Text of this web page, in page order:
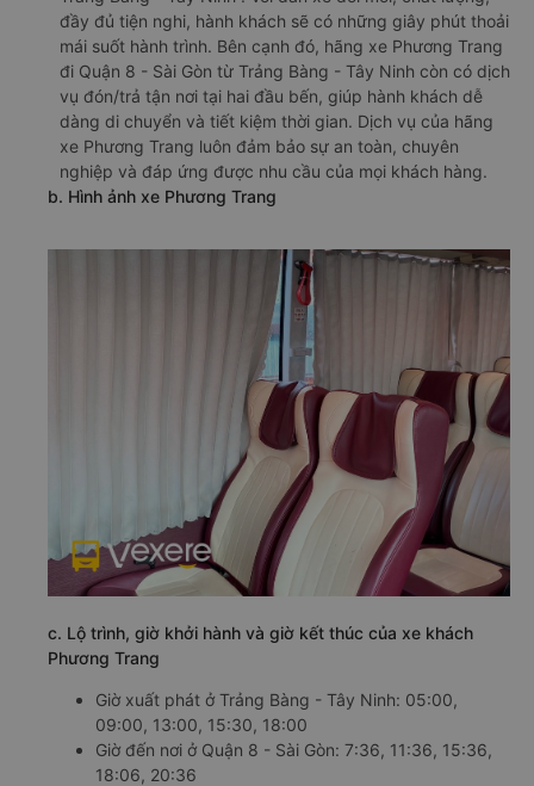
đầy đủ tiện nghi, hành khách sẽ có những giây phút thoải
mái suốt hành trình. Bên cạnh đó, hãng xe Phương Trang
đi Quận 8 - Sài Gòn từ Trảng Bàng - Tây Ninh còn có dịch
vụ đón/trả tận nơi tại hai đầu bến, giúp hành khách dễ
dàng di chuyển và tiết kiệm thời gian. Dịch vụ của hãng
xe Phương Trang luôn đảm bảo sự an toàn, chuyên
nghiệp và đáp ứng được nhu cầu của mọi khách hàng.
b. Hình ảnh xe Phương Trang
c. Lộ trình, giờ khởi hành và giờ kết thúc của xe khách
Phương Trang
Giờ xuất phát ở Trảng Bàng - Tây Ninh: 05:00,
09:00, 13:00, 15:30, 18:00
Giờ đến nơi ở Quận 8 - Sài Gòn: 7:36, 11:36, 15:36,
18:06, 20:36